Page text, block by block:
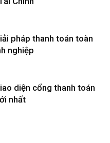
pháp thanh toán toàn
nghiệp
diện cổng thanh toán
nhất